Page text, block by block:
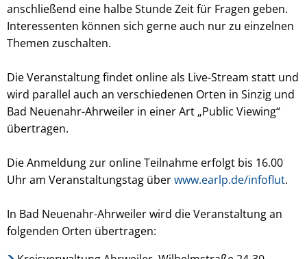
anschließend eine halbe Stunde Zeit für Fragen geben.
Interessenten können sich gerne auch nur zu einzelnen
Themen zuschalten.
Die Veranstaltung findet online als Live-Stream statt und
wird parallel auch an verschiedenen Orten in Sinzig und
Bad Neuenahr-Ahrweiler in einer Art „Public Viewing“
übertragen.
Die Anmeldung zur online Teilnahme erfolgt bis 16.00
Uhr am Veranstaltungstag überwww.earlp.de/infoflut.
In Bad Neuenahr-Ahrweiler wird die Veranstaltung an
folgenden Orten übertragen: